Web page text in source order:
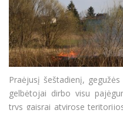
Praėjusį šeštadienį,
gelbėtojai dirbo visu
trys gaisrai atvirose